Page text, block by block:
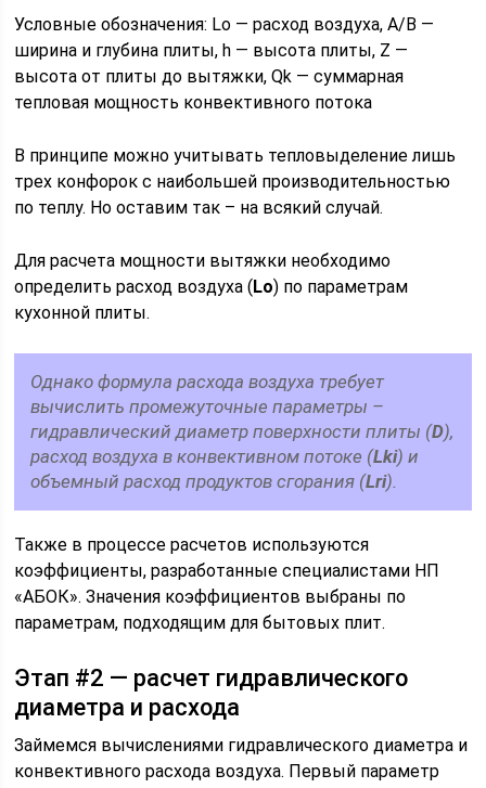
Условные обозначения: Lo — расход воздуха, A/B —
ширина и глубина плиты, h — высота плиты, Z —
высота от плиты до вытяжки, Qk — суммарная
тепловая мощность конвективного потока
В принципе можно учитывать тепловыделение лишь
трех конфорок с наибольшей производительностью
по теплу. Но оставим так – на всякий случай.
Для расчета мощности вытяжки необходимо
определить расход воздуха (Lo) по параметрам
кухонной плиты.
Однако формула расхода воздуха требует
вычислить промежуточные параметры –
гидравлический диаметр поверхности плиты (D),
расход воздуха в конвективном потоке (Lki) и
объемный расход продуктов сгорания (Lri).
Также в процессе расчетов используются
коэффициенты, разработанные специалистами НП
«АБОК». Значения коэффициентов выбраны по
параметрам, подходящим для бытовых плит.
Этап #2 — расчет гидравлического
диаметра и расхода
Займемся вычислениями гидравлического диаметра и
конвективного расхода воздуха. Первый параметр